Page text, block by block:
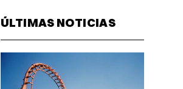
ÚLTIMAS NOTICIAS